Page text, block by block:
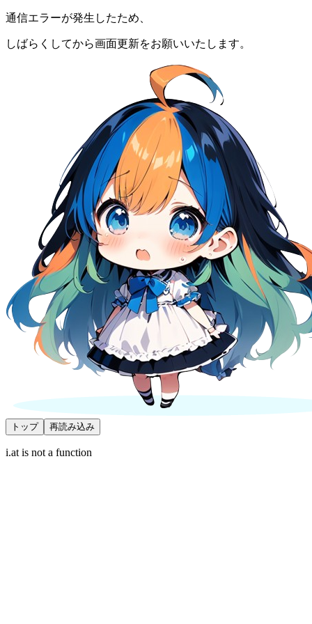
通信エラーが発生したため、
しばらくしてから画面更新をお願いいたします。
トップ 再読み込み
i.at is not a function